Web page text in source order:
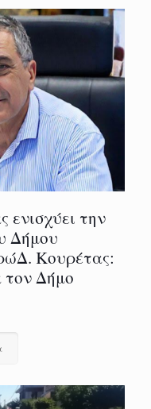
ενισχύει την
Δήμου
Κουρέτας:
Δήμο